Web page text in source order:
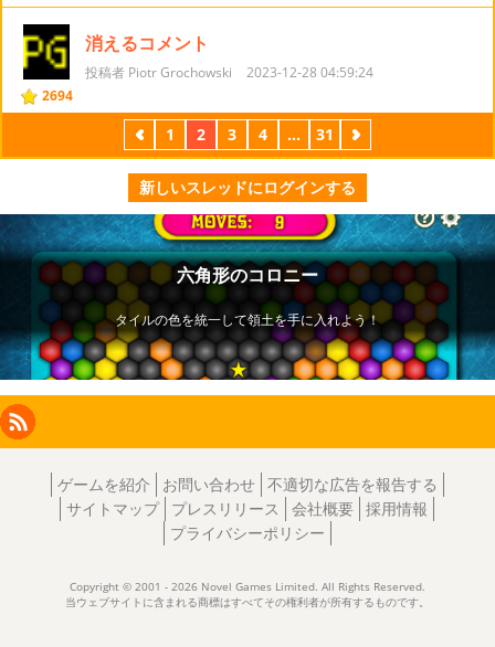
2694
消えるコメント
投稿者 Piotr Grochowski 2023-12-28 04:59:24
新しいスレッドにログインする
前 1 2 3 4 ... 31 次
Facebook
Instagram
X
LinkedIn
RSS
ゲームを紹介 お問い合わせ
不適切な広告を報告する
サイトマップ
プレスリリース 会社概要 採用情報
プライバシーポリシー
Copyright © 2001 - 2026 Novel Games Limited. All Rights Reserved.
当ウェブサイトに含まれる商標はすべてその権利者が所有するものです。